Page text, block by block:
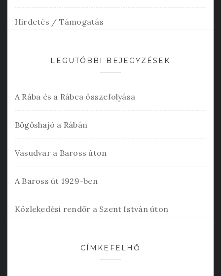
Hirdetés / Támogatás
LEGUTÓBBI BEJEGYZÉSEK
A Rába és a Rábca összefolyása
Bőgőshajó a Rábán
Vasudvar a Baross úton
A Baross út 1929-ben
Közlekedési rendőr a Szent István úton
CÍMKEFELHŐ